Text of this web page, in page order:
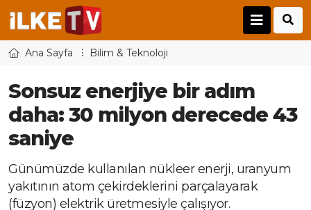
Ana Sayfa Bilim & Teknoloji
Sonsuz enerjiye bir adım
daha: 30 milyon derecede 43
saniye
Günümüzde kullanılan nükleer enerji, uranyum
yakıtının atom çekirdeklerini parçalayarak
(füzyon) elektrik üretmesiyle çalışıyor.